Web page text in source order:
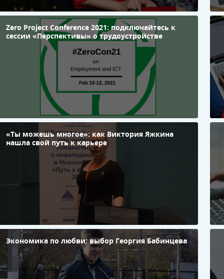
Zero Project Conference 2021: подключайтесь к
сессии «Перспективы» о трудоустройстве
в
«Ты можешь многое»: как Виктория Яжкина
нашла свой путь к карьере
Экономика по любви: выбор Георгия Бабинцева